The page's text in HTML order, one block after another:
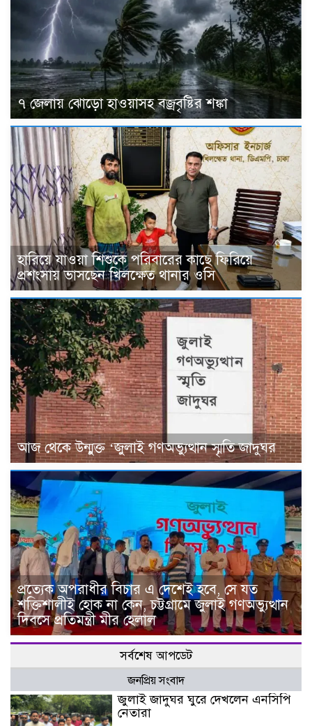
৭ জেলায় ঝোড়ো হাওয়াসহ বজ্রবৃষ্টির শঙ্কা
হারিয়ে যাওয়া শিশুকে পরিবারের কাছে ফিরিয়ে
প্রশংসায় ভাসছেন খিলক্ষেত থানার ওসি
আজ থেকে উন্মুক্ত ‘জুলাই গণঅভ্যুত্থান স্মৃতি জাদুঘর
প্রত্যেক অপরাধীর বিচার এ দেশেই হবে, সে যত
শক্তিশালীই হোক না কেন, চট্টগ্রামে জুলাই গণঅভ্যুত্থান
দিবসে প্রতিমন্ত্রী মীর হেলাল
সর্বশেষ আপডেট
জনপ্রিয় সংবাদ
জুলাই জাদুঘর ঘুরে দেখলেন এনসিপি
নেতারা